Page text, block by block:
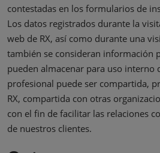
contestadas en los formularios de
Los datos registrados durante la
web de RX, así como durante una
también se consideran información
pueden almacenar para uso interno
profesional puede ser compartida,
RX, compartida con otras
con el fin de facilitar las relaciones
de nuestros clientes.